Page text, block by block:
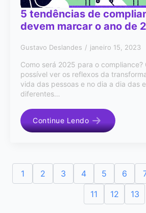
5 tendências de
devem marcar o ano de
Gustavo Deslandes janeiro 15, 2023
Como será 2025 para o compliance?
possível ver os reflexos da
vida das pessoas e no dia a dia das
diferentes…
Continue Lendo
1 2 3 4 5 6
11
12 13